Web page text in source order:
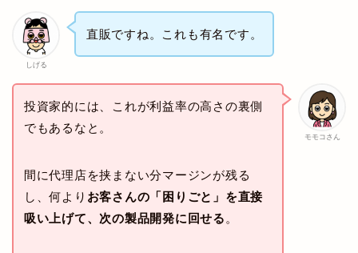
しげる
直販ですね。これも有名です。
モモコさん
投資家的には、これが利益率の高さの裏側
でもあるなと。
間に代理店を挟まない分マージンが残る
し、何より お客さんの「困りごと」を直接
吸い上げて、次の製品開発に回せる 。